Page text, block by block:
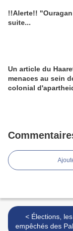
!!Alerte!!
suite...
Un article du
menaces au sein
colonial
< Élections, les choix
empêchés des